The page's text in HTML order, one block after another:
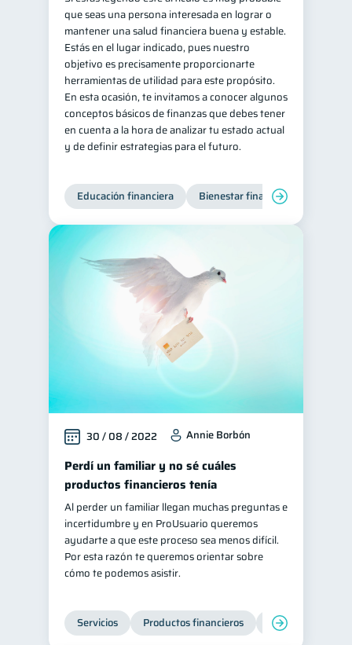
Salud mental ahorro
Retiro 1 Doble sueldo 1
Gasto responsable
información financiera 1
que seas una persona interesada en lograr o
mantener una salud financiera buena y estable.
Estás en el lugar indicado, pues nuestro
objetivo es precisamente proporcionarte
herramientas de utilidad para este propósito.
En esta ocasión, te invitamos a conocer algunos
conceptos básicos de finanzas que debes tener
en cuenta a la hora de analizar tu estado actual
y de definir estrategias para el futuro.
Educación financiera Bienestar financiero
30 / 08 / 2022 Annie Borbón
Perdí un familiar y no sé cuáles
productos financieros tenía
Al perder un familiar llegan muchas preguntas e
incertidumbre y en ProUsuario queremos
ayudarte a que este proceso sea menos difícil.
Por esta razón te queremos orientar sobre
cómo te podemos asistir.
Servicios Productos financieros Inclusión